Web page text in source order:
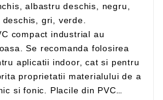
galben inchis, galben deschis, gri, verde.
recomanda folosirea
aplicatii indoor, cat si pentru
proprietatii materialului de a